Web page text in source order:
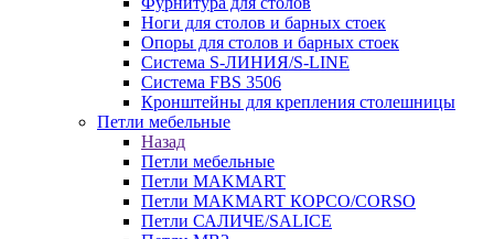
Ноги для столов и барных стоек
Опоры для столов и барных стоек
Система S-ЛИНИЯ/S-LINE
Система FBS 3506
Кронштейны для крепления столешницы
Петли мебельные
Назад
Петли мебельные
Петли MAKMART
Петли MAKMART КОРСО/CORSO
Петли САЛИЧЕ/SALICE